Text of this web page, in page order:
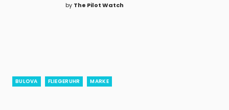
by The Pilot Watch
BULOVA FLIEGERUHR MARKE